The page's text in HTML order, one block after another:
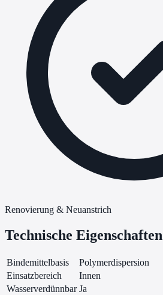
Renovierung & Neuanstrich
Technische Eigenschaften
Bindemittelbasis
Polymerdispersion
Einsatzbereich
Innen
Wasserverdünnbar Ja